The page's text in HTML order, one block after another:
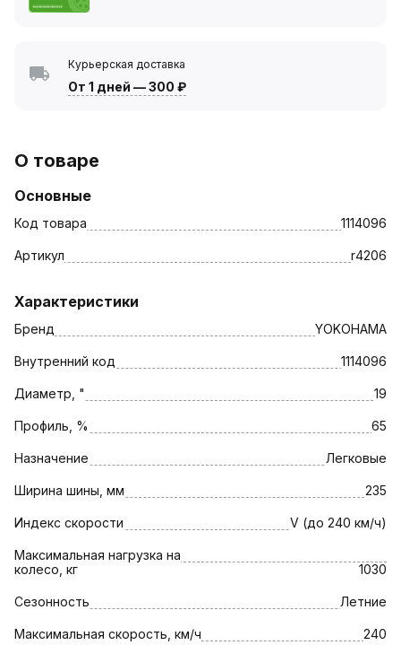
Курьерская доставка
От 1 дней —300 ₽
О товаре
Основные
Код товара 1114096
Артикул r4206
Характеристики
Бренд YOKOHAMA
Внутренний код 1114096
Диаметр, " 19
Профиль, % 65
Назначение Легковые
Ширина шины, мм 235
Индекс скорости V (до 240 км/ч)
Максимальная нагрузка на
колесо, кг
1030
Сезонность Летние
Максимальная скорость, км/ч 240